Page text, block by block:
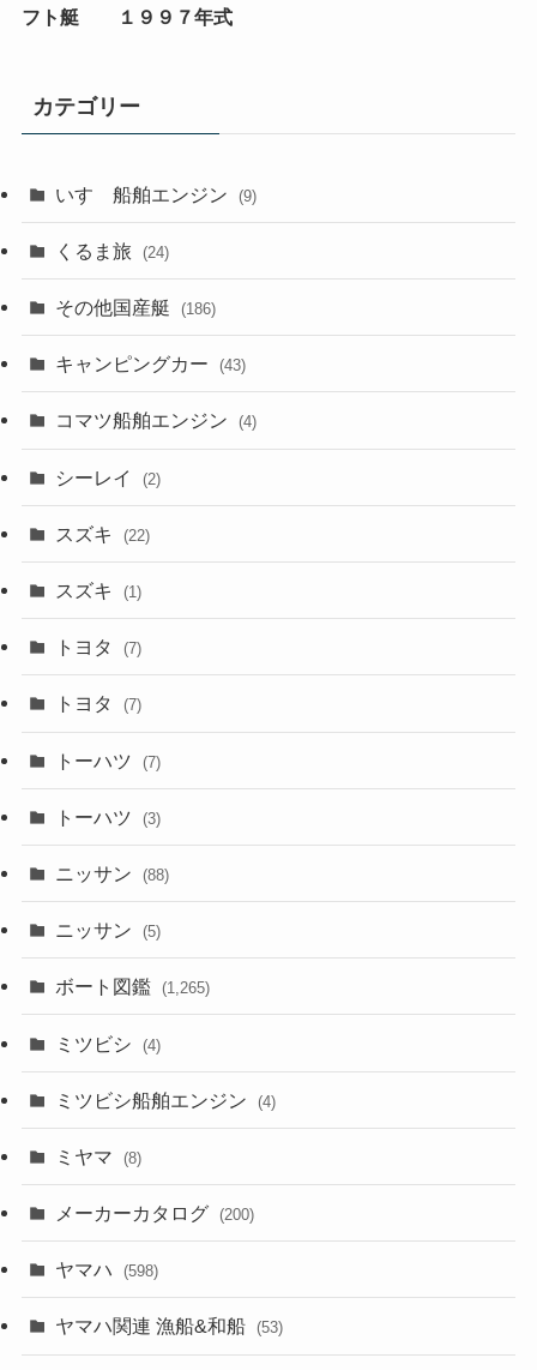
フト艇 １９９７年式
カテゴリー
いすゞ船舶エンジン (9)
くるま旅 (24)
その他国産艇 (186)
キャンピングカー (43)
コマツ船舶エンジン (4)
シーレイ (2)
スズキ (22)
スズキ (1)
トヨタ (7)
トヨタ (7)
トーハツ (7)
トーハツ (3)
ニッサン (88)
ニッサン (5)
ボート図鑑 (1,265)
ミツビシ (4)
ミツビシ船舶エンジン (4)
ミヤマ (8)
メーカーカタログ (200)
ヤマハ (598)
ヤマハ関連 漁船&和船 (53)